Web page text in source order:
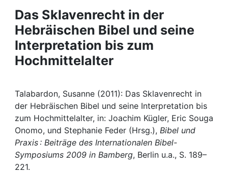
Projects
People
Institutions
Awards
My FIS
Help
Das Sklavenrecht in der
Hebräischen Bibel und seine
Interpretation bis zum
Hochmittelalter
Talabardon, Susanne (2011): Das Sklavenrecht in
der Hebräischen Bibel und seine Interpretation bis
zum Hochmittelalter, in: Joachim Kügler, Eric Souga
Onomo, und Stephanie Feder (Hrsg.), Bibel und
Praxis : Beiträge des Internationalen Bibel-
Symposiums 2009 in Bamberg, Berlin u.a., S. 189–
221.